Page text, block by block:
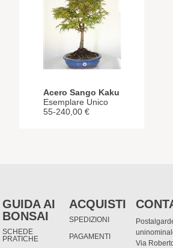
Acero Sango Kaku
Esemplare Unico
55-240,00 €
GUIDA AI
BONSAI
SCHEDE
PRATICHE
ACQUISTI
SPEDIZIONI
PAGAMENTI
Via